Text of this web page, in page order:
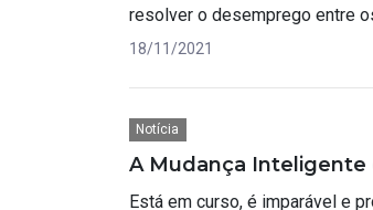
resolver o desemprego entre
18/11/2021
Notícia
A Mudança Inteligente
Está em curso, é imparável e